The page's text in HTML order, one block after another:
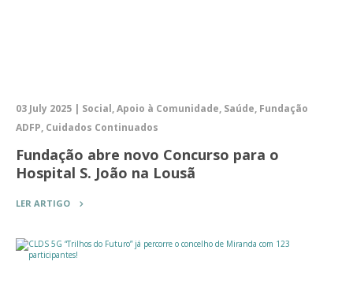
03 July 2025 | Social, Apoio à Comunidade, Saúde, Fundação
ADFP, Cuidados Continuados
Fundação abre novo Concurso para o
Hospital S. João na Lousã
LER ARTIGO